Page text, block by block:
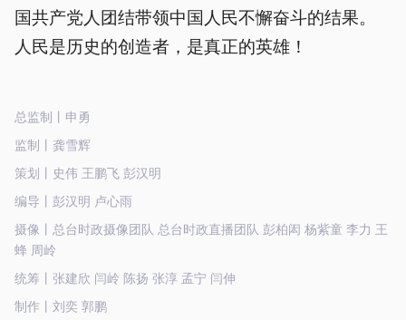
国共产党人团结带领中国人民不懈奋斗的结果。
人民是历史的创造者，是真正的英雄！
总监制丨申勇
监制丨龚雪辉
策划丨史伟 王鹏飞 彭汉明
编导丨彭汉明 卢心雨
摄像丨总台时政摄像团队 总台时政直播团队 彭柏闳 杨紫童 李力 王
蜂 周岭
统筹丨张建欣 闫岭 陈扬 张淳 孟宁 闫伸
制作丨刘奕 郭鹏